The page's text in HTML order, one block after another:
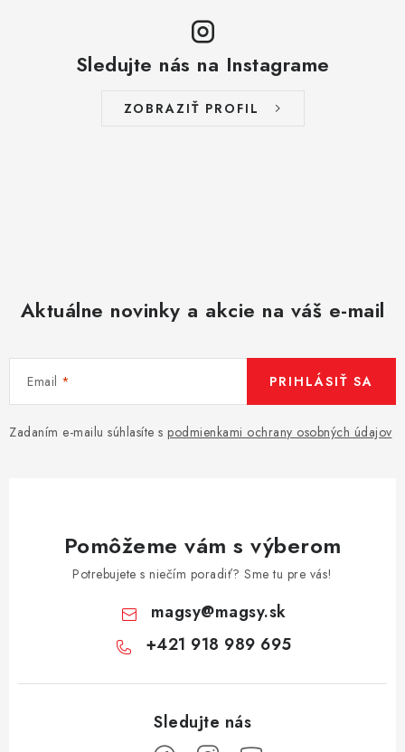
Sledujte nás na Instagrame
ZOBRAZIŤ PROFIL
Aktuálne novinky a akcie na váš e-mail
Email
Zadaním e-mailu súhlasíte s podmienkami ochrany osobných údajov
PRIHLÁSIŤ SA
Pomôžeme vám s výberom
Potrebujete s niečím poradiť? Sme tu pre vás!
magsy@magsy.sk
+421 918 989 695